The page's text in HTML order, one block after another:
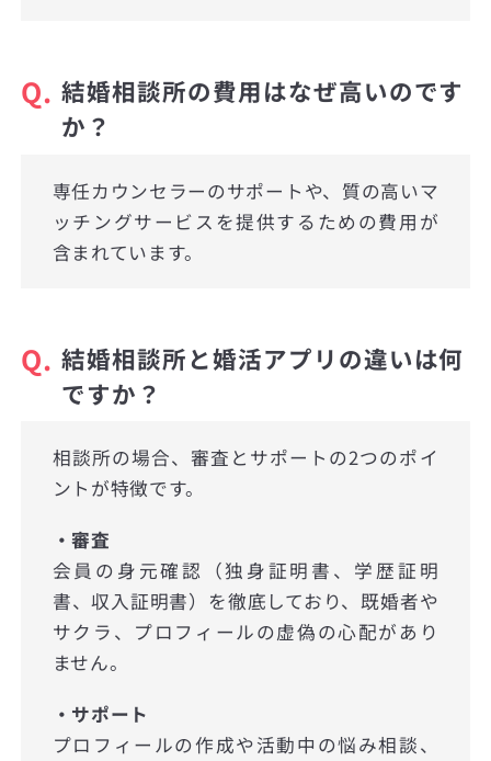
Q. 結婚相談所の費用はなぜ高いのです
か？
専任カウンセラーのサポートや、質の高いマ
ッチングサービスを提供するための費用が
含まれています。
Q. 結婚相談所と婚活アプリの違いは何
ですか？
相談所の場合、審査とサポートの2つのポイ
ントが特徴です。
・審査
会員の身元確認（独身証明書、学歴証明
書、収入証明書）を徹底しており、既婚者や
サクラ、プロフィールの虚偽の心配があり
ません。
・サポート
プロフィールの作成や活動中の悩み相談、